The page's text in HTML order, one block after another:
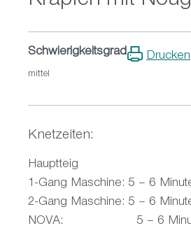
Schwierigkeitsgrad
mittel
Drucken
Knetzeiten:
Hauptteig
1-Gang Maschine: 5 – 6
2-Gang Maschine: 5 – 6
NOVA: 5 – 6